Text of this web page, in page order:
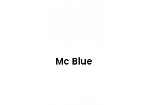
Mc Blue